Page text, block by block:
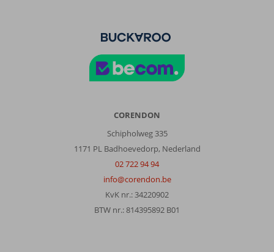
CORENDON
Schipholweg 335
1171 PL Badhoevedorp, Nederland
02 722 94 94
info@corendon.be
KvK nr.: 34220902
BTW nr.: 814395892 B01